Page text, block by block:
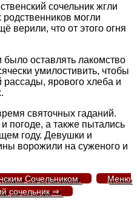
сочельник жгли
могли
верили, что от этого огня
оставлять лакомство
умилостивить, чтобы
ярового хлеба и
святочных гаданий.
погоде, а также пытались
году. Девушки и
ворожили на суженого и
Сочельником
Меню
сочельник ⇒